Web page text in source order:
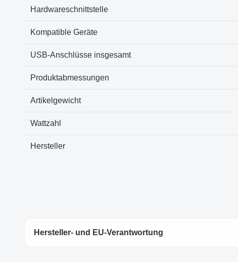
Hardwareschnittstelle
Kompatible Geräte
USB-Anschlüsse insgesamt
Produktabmessungen
Artikelgewicht
Wattzahl
Hersteller
Hersteller- und EU-Verantwortung